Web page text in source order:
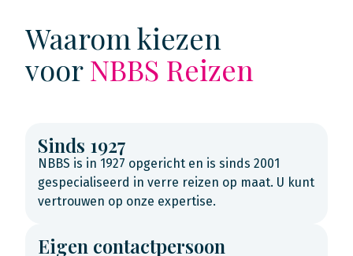
Waarom kiezen
voorNBBS Reizen
Sinds 1927
NBBS is in 1927 opgericht en is sinds 2001
gespecialiseerd in verre reizen op maat. U kunt
vertrouwen op onze expertise.
Eigen contactpersoon